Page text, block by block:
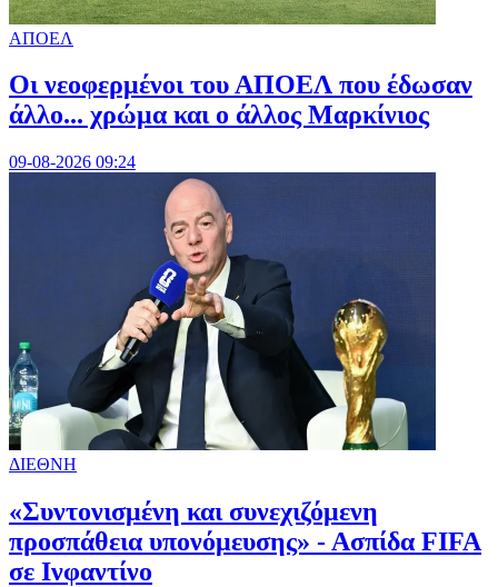
ΑΠΟΕΛ
Οι νεοφερμένοι του ΑΠΟΕΛ που έδωσαν
άλλο... χρώμα και ο άλλος Μαρκίνιος
09-08-2026 09:24
ΔΙΕΘΝΗ
«Συντονισμένη και συνεχιζόμενη
προσπάθεια υπονόμευσης» - Ασπίδα FIFA
σε Ινφαντίνο